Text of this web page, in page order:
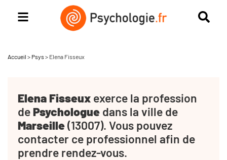
Accueil > Psys > Elena Fisseux
Elena Fisseux exerce la profession
dePsychologue dans la ville de
Marseille(13007). Vous pouvez
contacter ce professionnel afin de
prendre rendez-vous.